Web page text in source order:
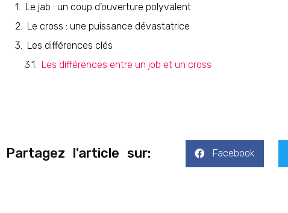
Le jab : un coup d’ouverture polyvalent
Le cross : une puissance dévastatrice
Les différences clés
Les différences entre un job et un cross
Partagez l'article sur: Facebook